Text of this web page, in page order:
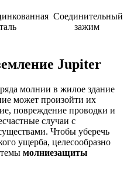
Соединительный
зажим
Jupiter
молнии в жилое здание
может произойти их
повреждение проводки и
случаи с
Чтобы уберечь
ущерба, целесообразно
молниезащиты